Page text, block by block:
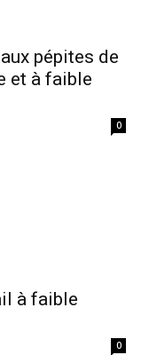
pépites de
et à faible
0
à faible
0